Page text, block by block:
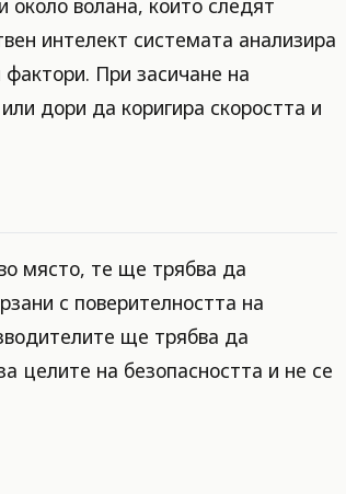
интелект системата анализира
При засичане на
дори да коригира скоростта и
място, те ще трябва да
с поверителността на
ще трябва да
целите на безопасността и не се